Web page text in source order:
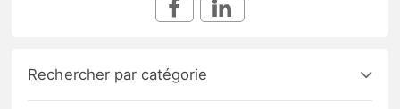
Rechercher par catégorie